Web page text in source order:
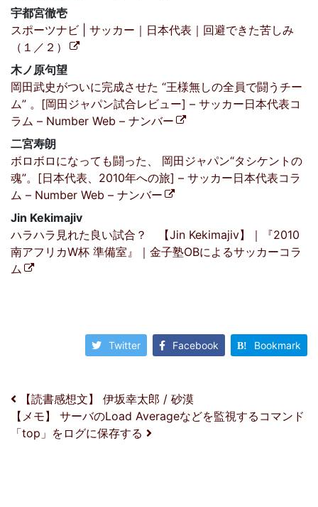
宇都宮徹壱
スポーツナビ | サッカー｜日本代表｜回避できた苦しみ
（１／２）
木ノ原句望
岡田武史がついに完成させた “王様無しの全員で闘うチー
ム” 。[岡田ジャパン試合レビュー] – サッカー日本代表コ
ラム – Number Web – ナンバー
二宮寿朗
ボロボロになっても闘った、 岡田ジャパン“タシケントの
魂”。[日本代表、2010年への旅] – サッカー日本代表コラ
ム – Number Web – ナンバー
Jin Kekimajiv
ハラハラ見れた良い試合？ 【Jin Kekimajiv】｜『2010
南アフリカW杯 準備室』｜金子塾OBによるサッカーコラ
ム
Twitter Facebook Bookmark
投稿ナビゲーション
【読書感想文】 伊坂幸太郎 / 砂漠
【メモ】 サーバのLoad Averageなどを監視するコマンド
「top」をログに保存する